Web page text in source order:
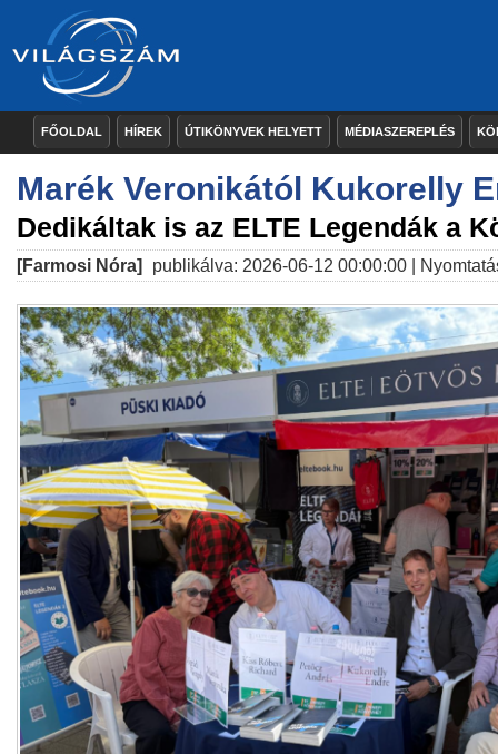
FŐOLDAL HÍREK ÚTIKÖNYVEK HELYETT MÉDIASZEREPLÉS
Marék Veronikától Kukorelly
Dedikáltak is az ELTE Legendák a
[Farmosi Nóra] publikálva: 2026-06-12 00:00:00 |